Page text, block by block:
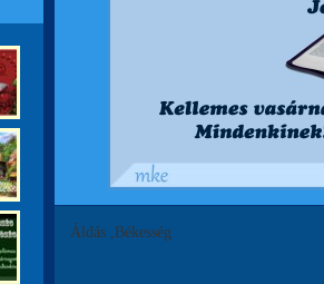
Áldás ,Békesség